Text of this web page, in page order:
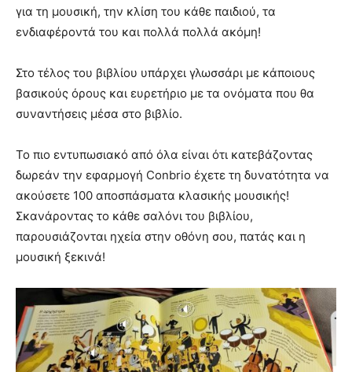
για τη μουσική, την κλίση του κάθε παιδιού, τα
ενδιαφέροντά του και πολλά πολλά ακόμη!
Στο τέλος του βιβλίου υπάρχει γλωσσάρι με κάποιους
βασικούς όρους και ευρετήριο με τα ονόματα που θα
συναντήσεις μέσα στο βιβλίο.
Το πιο εντυπωσιακό από όλα είναι ότι κατεβάζοντας
δωρεάν την εφαρμογή Conbrio έχετε τη δυνατότητα να
ακούσετε 100 αποσπάσματα κλασικής μουσικής!
Σκανάροντας το κάθε σαλόνι του βιβλίου,
παρουσιάζονται ηχεία στην οθόνη σου, πατάς και η
μουσική ξεκινά!